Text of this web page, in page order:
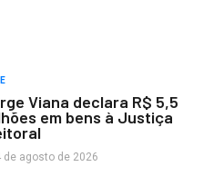
Viana declara R$ 5,5
em bens à Justiça
de agosto de 2026